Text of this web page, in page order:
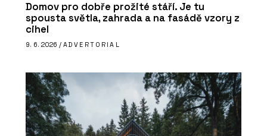
Domov pro dobře prožité stáří. Je tu
spousta světla, zahrada a na fasádě vzory z
cihel
9. 6. 2026 / ADVERTORIAL